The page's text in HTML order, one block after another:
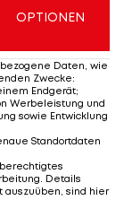
solchen in
von seinen
noch
wo ich
damals.
Kicker
OPTIONEN
Daten, wie
Zwecke:
Endgerät;
Werbeleistung und
sowie Entwicklung
Standortdaten
Details
auszuüben, sind hier